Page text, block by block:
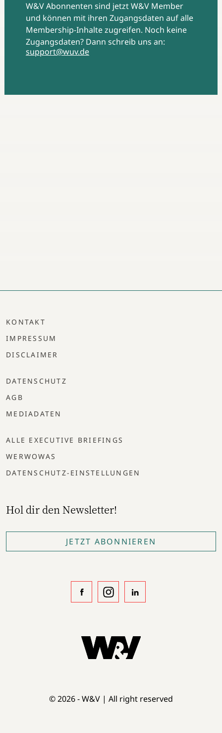
W&V Abonnenten sind jetzt W&V Member
und können mit ihren Zugangsdaten auf alle
Membership-Inhalte zugreifen. Noch keine
Zugangsdaten? Dann schreib uns an:
support@wuv.de
KONTAKT
IMPRESSUM
DISCLAIMER
DATENSCHUTZ
AGB
MEDIADATEN
ALLE EXECUTIVE BRIEFINGS
WERWOWAS
DATENSCHUTZ-EINSTELLUNGEN
Hol dir den Newsletter!
JETZT ABONNIEREN
© 2026 - W&V | All right reserved